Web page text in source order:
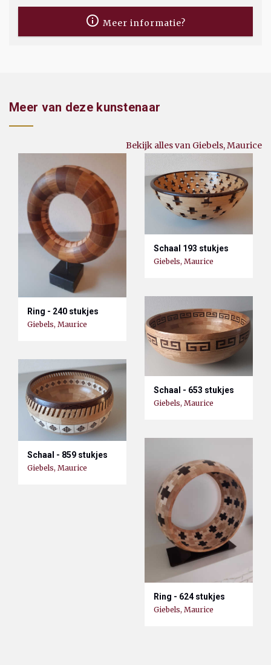
Meer informatie?
Meer van deze kunstenaar
Bekijk alles van Giebels, Maurice
Ring - 240 stukjes
Giebels, Maurice
Schaal 193 stukjes
Giebels, Maurice
Schaal - 653 stukjes
Giebels, Maurice
Schaal - 859 stukjes
Giebels, Maurice
Ring - 624 stukjes
Giebels, Maurice